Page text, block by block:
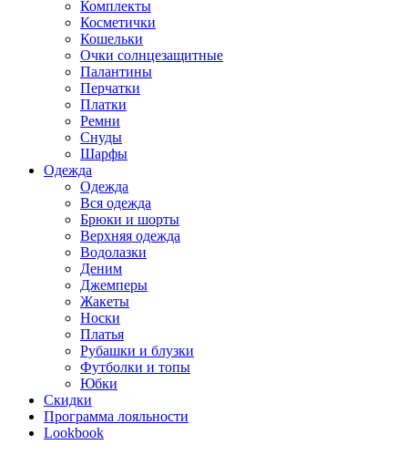
Комплекты
Косметички
Кошельки
Очки солнцезащитные
Палантины
Перчатки
Платки
Ремни
Снуды
Шарфы
Одежда
Одежда
Вся одежда
Брюки и шорты
Верхняя одежда
Водолазки
Деним
Джемперы
Жакеты
Носки
Платья
Рубашки и блузки
Футболки и топы
Юбки
Скидки
Программа лояльности
Lookbook